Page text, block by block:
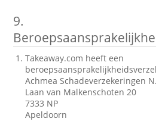
9.
Takeaway.com heeft een
Achmea Schadeverzekeringen
Laan van Malkenschoten 20
7333 NP
Apeldoorn